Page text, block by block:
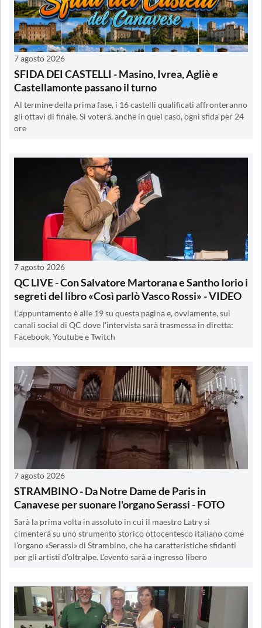
7 agosto 2026
SFIDA DEI CASTELLI - Masino, Ivrea, Agliè e
Castellamonte passano il turno
Al termine della prima fase, i 16 castelli qualificati affronteranno
gli ottavi di finale. Si voterà, anche in quel caso, ogni sfida per 24
ore
7 agosto 2026
QC LIVE - Con Salvatore Martorana e Santho Iorio i
segreti del libro «Così parlò Vasco Rossi» - VIDEO
L'appuntamento è alle 19 su questa pagina e, ovviamente, sui
canali social di QC dove l'intervista sarà trasmessa in diretta:
Facebook, Youtube e Twitch
7 agosto 2026
STRAMBINO - Da Notre Dame de Paris in
Canavese per suonare l'organo Serassi - FOTO
Sarà la prima volta in assoluto in cui il maestro Latry si
cimenterà su uno strumento storico ottocentesco italiano come
l’organo «Serassi» di Strambino, che ha caratteristiche sfidanti
per gli artisti d’oltralpe. L’evento sarà a ingresso libero